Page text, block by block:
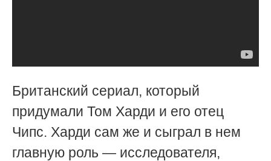
Британский сериал, который
придумали Том Харди и его отец
Чипс. Харди сам же и сыграл в нем
главную роль — исследователя,